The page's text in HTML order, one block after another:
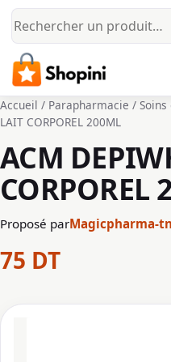
Aller au contenu principal
Accueil / Parapharmacie / Soins
LAIT CORPOREL 200ML
ACM
CORPOREL
Proposé parMagicpharma-tn
75 DT